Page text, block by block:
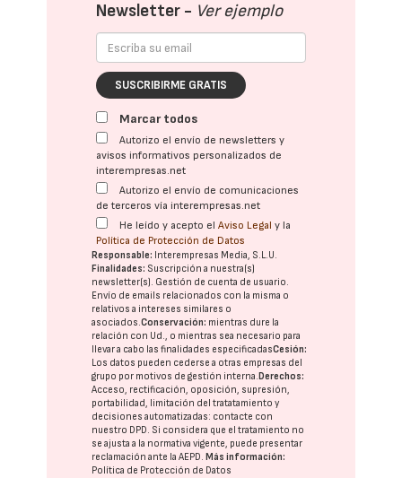
Newsletter - Ver ejemplo
SUSCRIBIRME GRATIS
Marcar todos
Autorizo el envío de newsletters y
avisos informativos personalizados de
interempresas.net
Autorizo el envío de comunicaciones
de terceros vía interempresas.net
He leído y acepto elAviso Legal y la
Política de Protección de Datos
Responsable: Interempresas Media, S.L.U.
Finalidades: Suscripción a nuestra(s)
newsletter(s). Gestión de cuenta de usuario.
Envío de emails relacionados con la misma o
relativos a intereses similares o
asociados.Conservación: mientras dure la
relación con Ud., o mientras sea necesario para
llevar a cabo las finalidades especificadasCesión:
Los datos pueden cederse a otras empresas del
grupo por motivos de gestión interna. Derechos:
Acceso, rectificación, oposición, supresión,
portabilidad, limitación del tratatamiento y
decisiones automatizadas: contacte con
nuestro DPD. Si considera que el tratamiento no
se ajusta a la normativa vigente, puede presentar
reclamación ante laAEPD. Más información:
Política de Protección de Datos